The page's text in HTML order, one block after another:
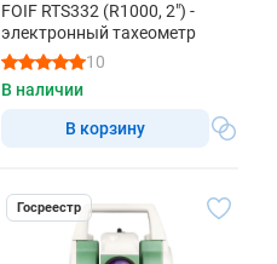
FOIF RTS332 (R1000, 2") -
электронный тахеометр
10
В наличии
В корзину
Госреестр